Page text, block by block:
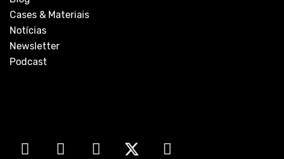
Cases & Materiais
Notícias
Newsletter
Podcast